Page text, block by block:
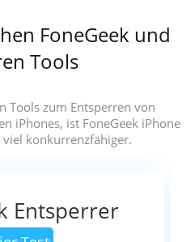
FoneGeek und
Tools
Tools zum Entsperren von
iPhones, ist FoneGeek iPhone
viel konkurrenzfähiger.
Entsperrer